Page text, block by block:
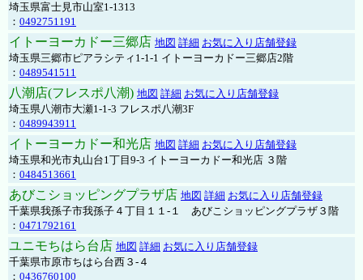
埼玉県富士見市山室1-1313
： 0492751191
イトーヨーカドー三郷店 地図 詳細 お気に入り店舗登録
埼玉県三郷市ピアラシティ1-1-1 イトーヨーカドー三郷店2階
： 0489541511
八潮店(フレスポ八潮) 地図 詳細 お気に入り店舗登録
埼玉県八潮市大瀬1-1-3 フレスポ八潮3F
： 0489943911
イトーヨーカドー和光店 地図 詳細 お気に入り店舗登録
埼玉県和光市丸山台1丁目9-3 イトーヨーカドー和光店 ３階
： 0484513661
あびこショッピングプラザ店 地図 詳細 お気に入り店舗登録
千葉県我孫子市我孫子４丁目１１-１ あびこショッピングプラザ３階
： 0471792161
ユニモちはら台店 地図 詳細 お気に入り店舗登録
千葉県市原市ちはら台西３-４
： 0436760100